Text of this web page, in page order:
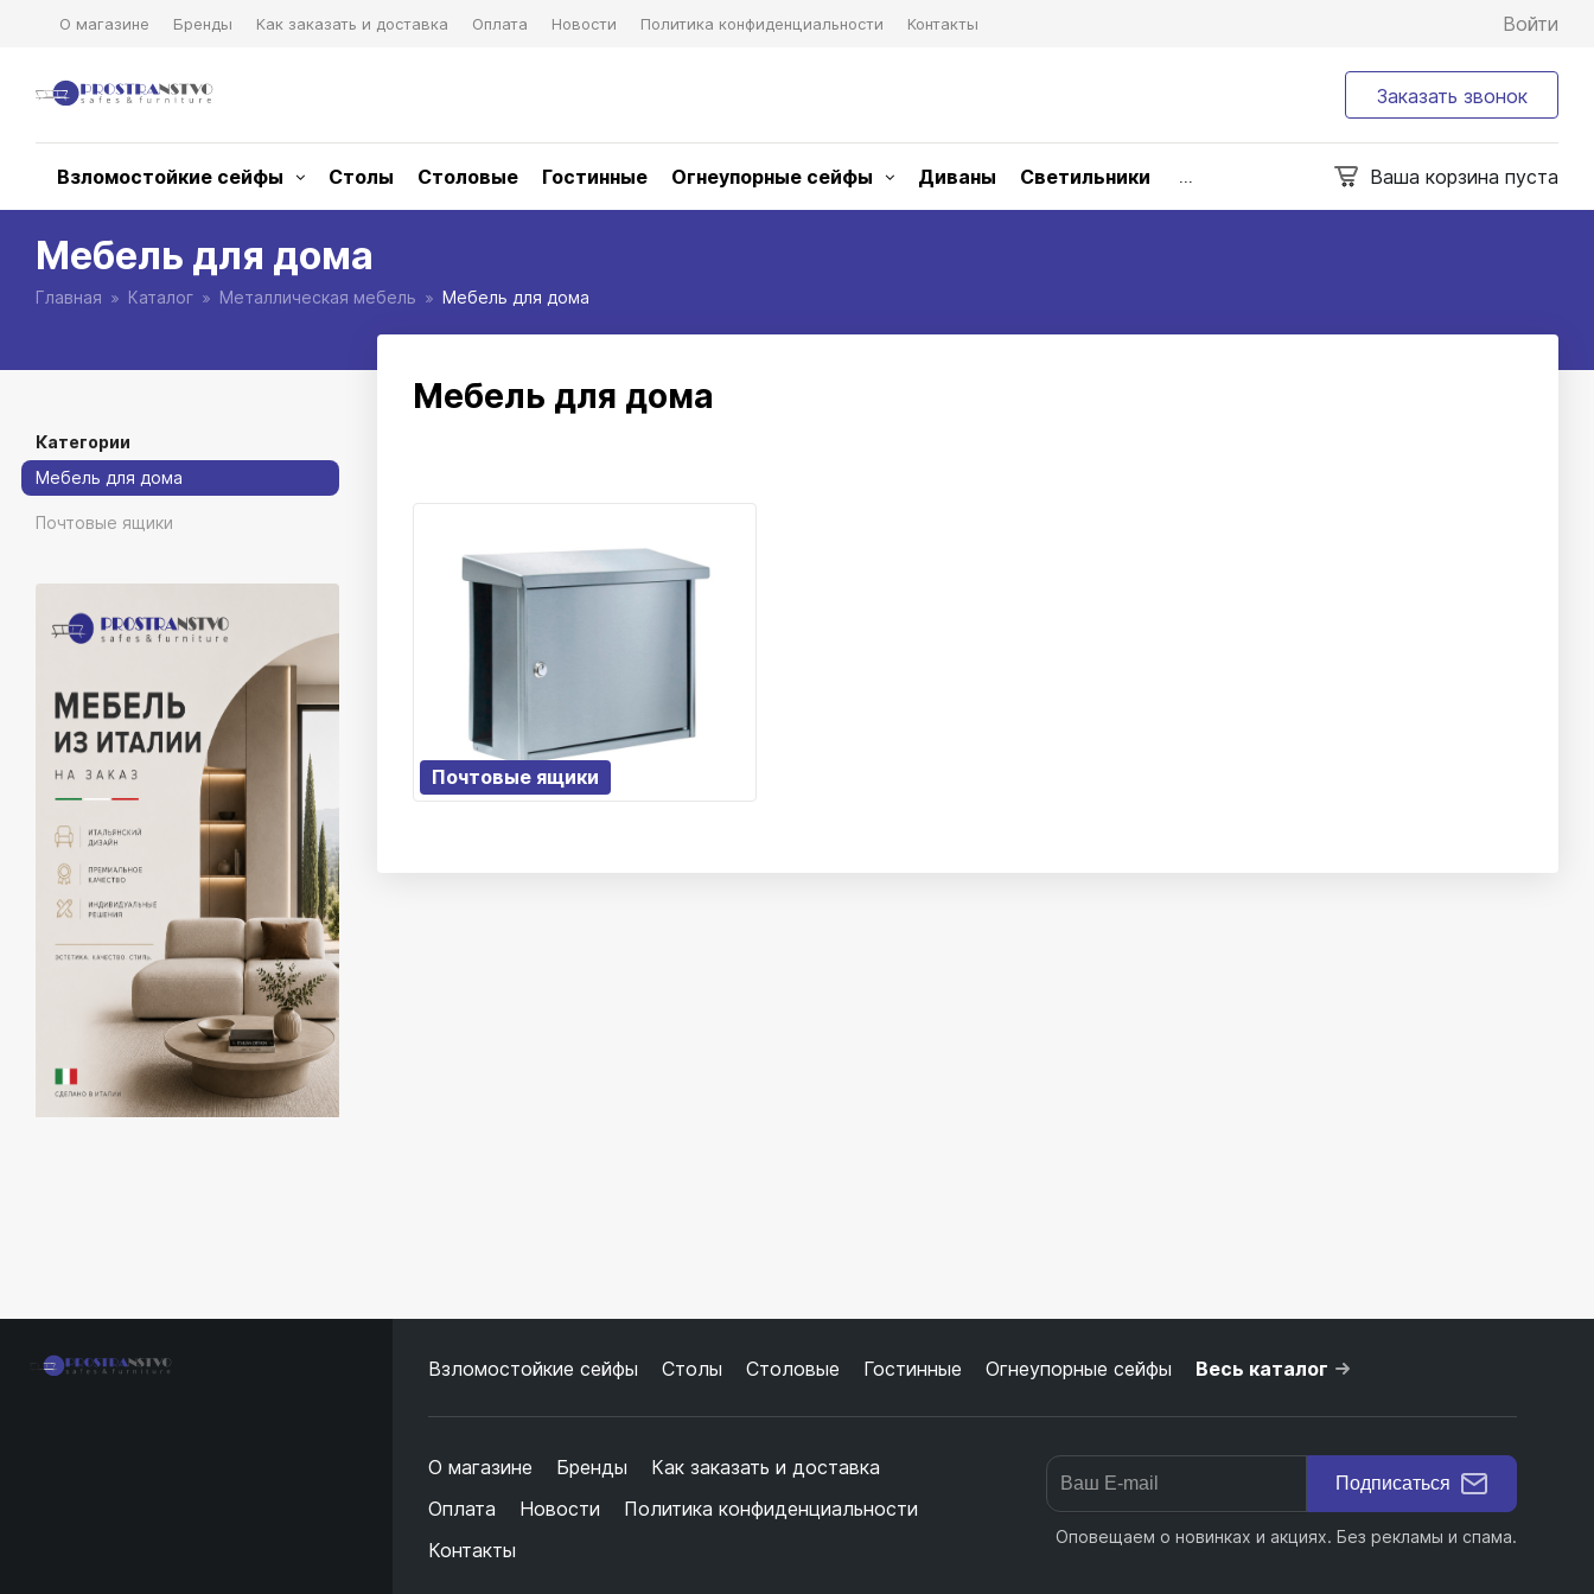
О магазине Бренды Как заказать и доставка Оплата Новости Политика конфиденциальности Контакты Войти
Заказать звонок
Взломостойкие сейфы Столы Столовые Гостинные Огнеупорные сейфы Диваны Светильники Ваша корзина пуста
Мебель для дома
Главная Каталог Металлическая мебель Мебель для дома
Категории
Мебель для дома
Почтовые ящики
Мебель для дома
Почтовые ящики
Взломостойкие сейфы Столы Столовые Гостинные Огнеупорные сейфы Весь каталог
О магазине Бренды
Как заказать и доставка
Оплата
Новости
Политика конфиденциальности
Контакты
Подписаться
Оповещаем о новинках и акциях. Без рекламы и спама.